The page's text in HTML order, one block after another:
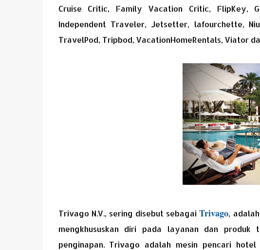
Cruise Critic, Family Vacation Critic, FlipKey,
Independent Traveler, Jetsetter, lafourchette,
TravelPod, Tripbod, VacationHomeRentals, Viator
Trivago N.V., sering disebut sebagaiTrivago,
mengkhususkan diri pada layanan dan
penginapan. Trivago adalah mesin pencari